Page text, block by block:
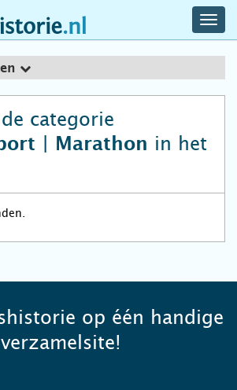
categorie
| Marathon in het
op één handige
verzamelsite!